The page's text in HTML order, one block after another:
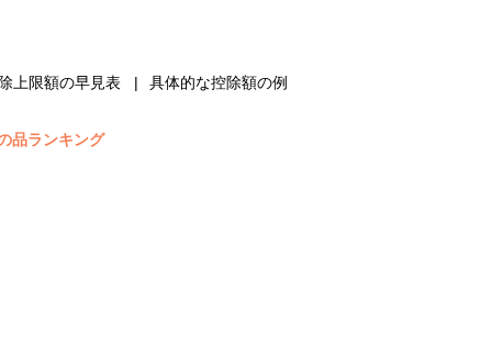
上限額の早見表 具体的な控除額の例
品ランキング